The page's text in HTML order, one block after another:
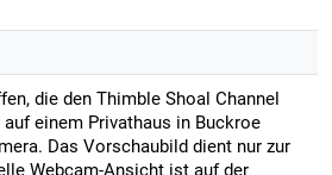
die den Thimble Shoal Channel
einem Privathaus in Buckroe
Das Vorschaubild dient nur zur
Webcam-Ansicht ist auf der